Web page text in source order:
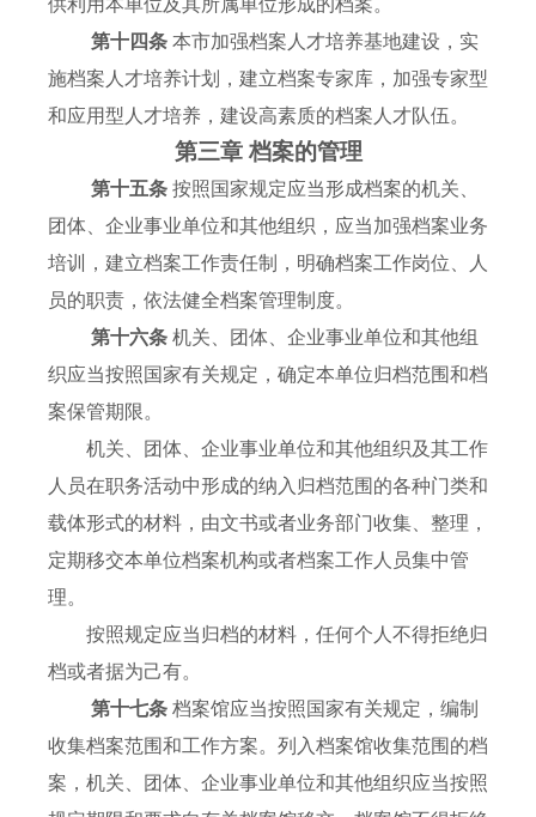
供利用本单位及其所属单位形成的档案。
第十四条 本市加强档案人才培养基地建设，实
施档案人才培养计划，建立档案专家库，加强专家型
和应用型人才培养，建设高素质的档案人才队伍。
第三章 档案的管理
第十五条 按照国家规定应当形成档案的机关、
团体、企业事业单位和其他组织，应当加强档案业务
培训，建立档案工作责任制，明确档案工作岗位、人
员的职责，依法健全档案管理制度。
第十六条 机关、团体、企业事业单位和其他组
织应当按照国家有关规定，确定本单位归档范围和档
案保管期限。
机关、团体、企业事业单位和其他组织及其工作
人员在职务活动中形成的纳入归档范围的各种门类和
载体形式的材料，由文书或者业务部门收集、整理，
定期移交本单位档案机构或者档案工作人员集中管
理。
按照规定应当归档的材料，任何个人不得拒绝归
档或者据为己有。
第十七条 档案馆应当按照国家有关规定，编制
收集档案范围和工作方案。列入档案馆收集范围的档
案，机关、团体、企业事业单位和其他组织应当按照